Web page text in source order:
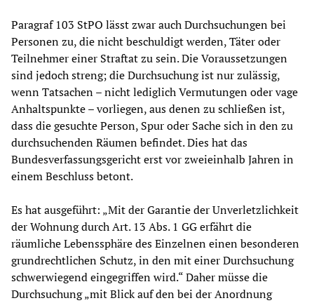
Paragraf 103 StPO lässt zwar auch Durchsuchungen bei
Personen zu, die nicht beschuldigt werden, Täter oder
Teilnehmer einer Straftat zu sein. Die Voraussetzungen
sind jedoch streng; die Durchsuchung ist nur zulässig,
wenn Tatsachen – nicht lediglich Vermutungen oder vage
Anhaltspunkte – vorliegen, aus denen zu schließen ist,
dass die gesuchte Person, Spur oder Sache sich in den zu
durchsuchenden Räumen befindet. Dies hat das
Bundesverfassungsgericht erst vor zweieinhalb Jahren in
einem Beschluss betont.
Es hat ausgeführt: „Mit der Garantie der Unverletzlichkeit
der Wohnung durch Art. 13 Abs. 1 GG erfährt die
räumliche Lebenssphäre des Einzelnen einen besonderen
grundrechtlichen Schutz, in den mit einer Durchsuchung
schwerwiegend eingegriffen wird.“ Daher müsse die
Durchsuchung „mit Blick auf den bei der Anordnung